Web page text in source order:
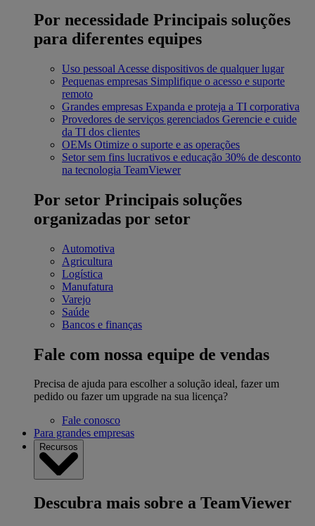
Por necessidade Principais soluções
para diferentes equipes
Uso pessoal Acesse dispositivos de qualquer lugar
Pequenas empresas Simplifique o acesso e suporte
remoto
Grandes empresas Expanda e proteja a TI corporativa
Provedores de serviços gerenciados Gerencie e cuide
da TI dos clientes
OEMs Otimize o suporte e as operações
Setor sem fins lucrativos e educação 30% de desconto
na tecnologia TeamViewer
Por setor Principais soluções
organizadas por setor
Automotiva
Agricultura
Logística
Manufatura
Varejo
Saúde
Bancos e finanças
Fale com nossa equipe de vendas
Precisa de ajuda para escolher a solução ideal, fazer um
pedido ou fazer um upgrade na sua licença?
Fale conosco
Para grandes empresas
Recursos
Descubra mais sobre a TeamViewer